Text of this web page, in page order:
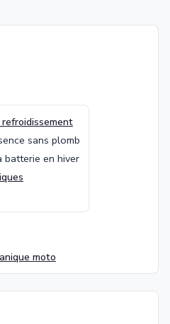
sans plomb
batterie en hiver
moto